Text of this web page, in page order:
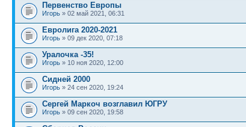
Первенство Европы
Игорь » 02 май 2021, 06:31
Евролига 2020-2021
Игорь » 09 дек 2020, 07:18
Уралочка -35!
Игорь » 10 ноя 2020, 12:00
Сидней 2000
Игорь » 24 сен 2020, 19:24
Сергей Маркоч возглавил ЮГРУ
Игорь » 09 сен 2020, 19:58